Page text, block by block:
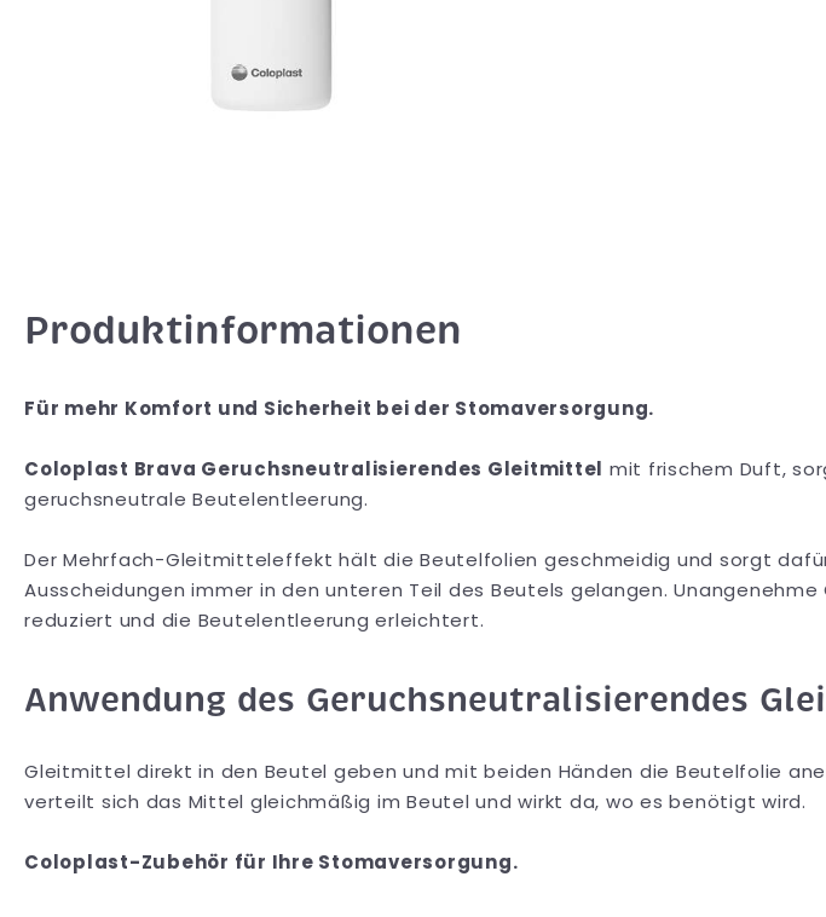
Produktinformationen
Für mehr Komfort und Sicherheit bei der Stomaversorgung.
Coloplast Brava Geruchsneutralisierendes Gleitmittel mit frischem Duft,
geruchsneutrale Beutelentleerung.
Der Mehrfach-Gleitmitteleffekt hält die Beutelfolien geschmeidig und sorgt
Ausscheidungen immer in den unteren Teil des Beutels gelangen. Unangenehme
reduziert und die Beutelentleerung erleichtert.
Anwendung des Geruchsneutralisierendes
Gleitmittel direkt in den Beutel geben und mit beiden Händen die Beutelfolie
verteilt sich das Mittel gleichmäßig im Beutel und wirkt da, wo es benötigt wird.
Coloplast-Zubehör für Ihre Stomaversorgung.